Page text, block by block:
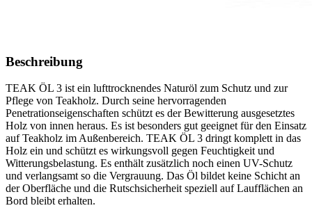
Beschreibung
TEAK ÖL 3 ist ein lufttrocknendes Naturöl zum Schutz und zur
Pflege von Teakholz. Durch seine hervorragenden
Penetrationseigenschaften schützt es der Bewitterung ausgesetztes
Holz von innen heraus. Es ist besonders gut geeignet für den Einsatz
auf Teakholz im Außenbereich. TEAK ÖL 3 dringt komplett in das
Holz ein und schützt es wirkungsvoll gegen Feuchtigkeit und
Witterungsbelastung. Es enthält zusätzlich noch einen UV-Schutz
und verlangsamt so die Vergrauung. Das Öl bildet keine Schicht an
der Oberfläche und die Rutschsicherheit speziell auf Laufflächen an
Bord bleibt erhalten.